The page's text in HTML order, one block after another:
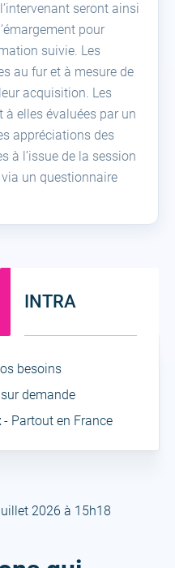
seront ainsi
pour
suivie. Les
au fur et à mesure de
acquisition. Les
elles évaluées par un
appréciations des
à l’issue de la session
un questionnaire
INTRA
besoins
demande
- Partout en France
2026 à 15h18